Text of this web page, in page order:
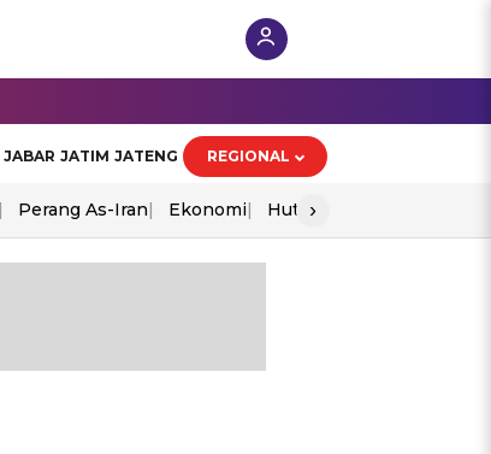
JABAR JATIM JATENG REGIONAL
Perang As-Iran Ekonomi Hut Ri
›